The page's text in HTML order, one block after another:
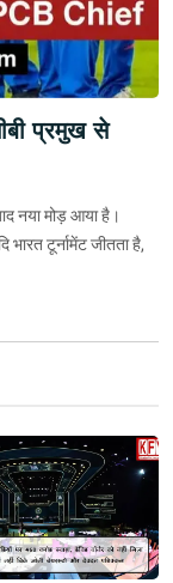
प्रमुख से
नया मोड़ आया है।
भारत टूर्नामेंट जीतता है,